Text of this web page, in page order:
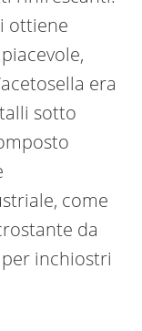
ottiene
era
sotto
come
da
inchiostri